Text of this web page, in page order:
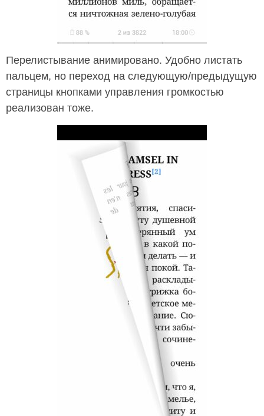
Перелистывание анимировано. Удобно листать
пальцем, но переход на следующую/предыдущую
страницы кнопками управления громкостью
реализован тоже.